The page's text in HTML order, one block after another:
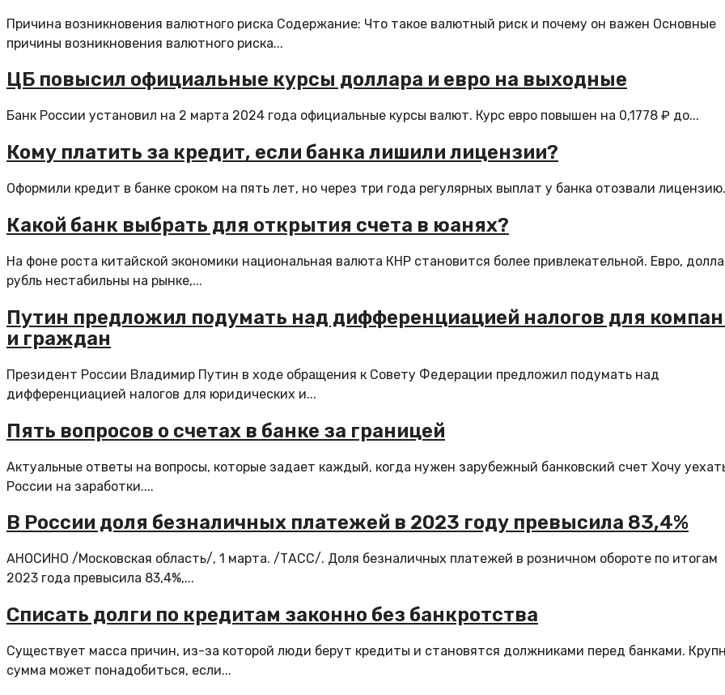
Причина возникновения валютного риска Содержание: Что такое валютный риск и почему он важен Основные
причины возникновения валютного риска...
ЦБ повысил официальные курсы доллара и евро на выходные
Банк России установил на 2 марта 2024 года официальные курсы валют. Курс евро повышен на 0,1778 ₽ до...
Кому платить за кредит, если банка лишили лицензии?
Оформили кредит в банке сроком на пять лет, но через три года регулярных выплат у банка отозвали
Какой банк выбрать для открытия счета в юанях?
На фоне роста китайской экономики национальная валюта КНР становится более привлекательной. Евро,
рубль нестабильны на рынке,...
Путин предложил подумать над дифференциацией налогов для
и граждан
Президент России Владимир Путин в ходе обращения к Совету Федерации предложил подумать над
дифференциацией налогов для юридических и...
Пять вопросов о счетах в банке за границей
Актуальные ответы на вопросы, которые задает каждый, когда нужен зарубежный банковский счет Хочу
России на заработки....
В России доля безналичных платежей в 2023 году превысила 83,4%
АНОСИНО /Московская область/, 1 марта. /ТАСС/. Доля безналичных платежей в розничном обороте по итогам
2023 года превысила 83,4%,...
Списать долги по кредитам законно без банкротства
Существует масса причин, из-за которой люди берут кредиты и становятся должниками перед банками.
сумма может понадобиться, если...